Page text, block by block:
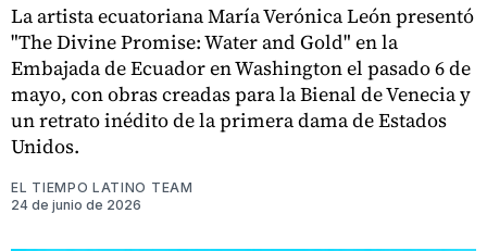
La artista ecuatoriana María Verónica León presentó
"The Divine Promise: Water and Gold" en la
Embajada de Ecuador en Washington el pasado 6 de
mayo, con obras creadas para la Bienal de Venecia y
un retrato inédito de la primera dama de Estados
Unidos.
EL TIEMPO LATINO TEAM
24 de junio de 2026